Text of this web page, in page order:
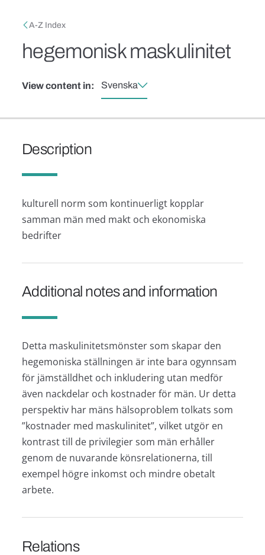
Breadcrumb
A-Z Index
hegemonisk maskulinitet
View content in: Svenska
Description
kulturell norm som kontinuerligt kopplar
samman män med makt och ekonomiska
bedrifter
Additional notes and information
Detta maskulinitetsmönster som skapar den
hegemoniska ställningen är inte bara ogynnsam
för jämställdhet och inkludering utan medför
även nackdelar och kostnader för män. Ur detta
perspektiv har mäns hälsoproblem tolkats som
”kostnader med maskulinitet”, vilket utgör en
kontrast till de privilegier som män erhåller
genom de nuvarande könsrelationerna, till
exempel högre inkomst och mindre obetalt
arbete.
Relations